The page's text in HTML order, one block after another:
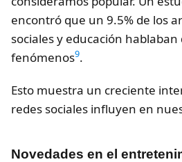
encontró que un 9.5% de los
sociales y educación hablaban
fenómenos9.
Esto muestra un creciente
redes sociales influyen en
Novedades en el